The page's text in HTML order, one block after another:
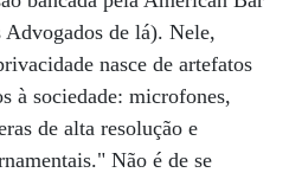
de lá). Nele,
nasce de artefatos
à sociedade: microfones,
de alta resolução e
Não é de se